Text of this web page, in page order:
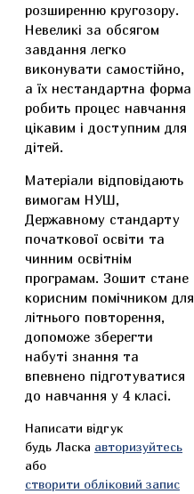
розширенню кругозору.
Невеликі за обсягом
завдання легко
виконувати самостійно,
а їх нестандартна форма
робить процес навчання
цікавим і доступним для
дітей.
Матеріали відповідають
вимогам НУШ,
Державному стандарту
початкової освіти та
чинним освітнім
програмам. Зошит стане
корисним помічником для
літнього повторення,
допоможе зберегти
набуті знання та
впевнено підготуватися
до навчання у 4 класі.
Написати відгук
будь Ласка авторизуйтесь
або
створити обліковий запис